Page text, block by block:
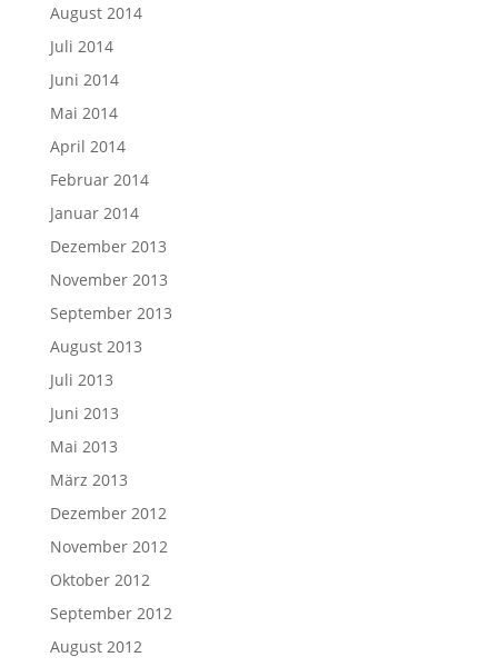
August 2014
Juli 2014
Juni 2014
Mai 2014
April 2014
Februar 2014
Januar 2014
Dezember 2013
November 2013
September 2013
August 2013
Juli 2013
Juni 2013
Mai 2013
März 2013
Dezember 2012
November 2012
Oktober 2012
September 2012
August 2012